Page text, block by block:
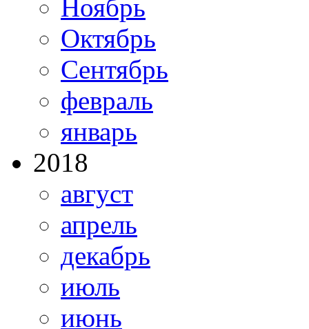
Ноябрь
Октябрь
Сентябрь
февраль
январь
2018
август
апрель
декабрь
июль
июнь